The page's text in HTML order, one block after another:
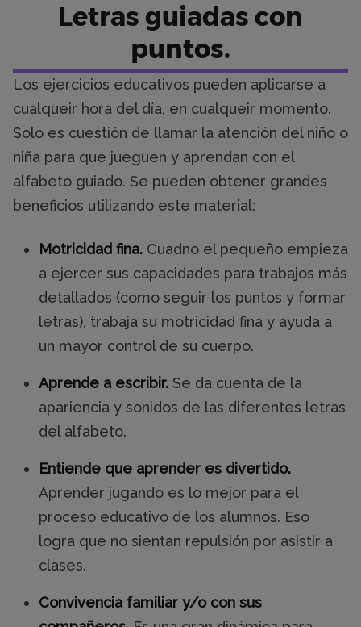
Letras guiadas con
puntos.
Los ejercicios educativos pueden aplicarse a
cualqueir hora del día, en cualqueir momento.
Solo es cuestión de llamar la atención del niño o
niña para que jueguen y aprendan con el
alfabeto guiado. Se pueden obtener grandes
beneficios utilizando este material:
Motricidad fina. Cuadno el pequeño empieza
a ejercer sus capacidades para trabajos más
detallados (como seguir los puntos y formar
letras), trabaja su motricidad fina y ayuda a
un mayor control de su cuerpo.
Aprende a escribir. Se da cuenta de la
apariencia y sonidos de las diferentes letras
del alfabeto.
Entiende que aprender es divertido.
Aprender jugando es lo mejor para el
proceso educativo de los alumnos. Eso
logra que no sientan repulsión por asistir a
clases.
Convivencia familiar y/o con sus